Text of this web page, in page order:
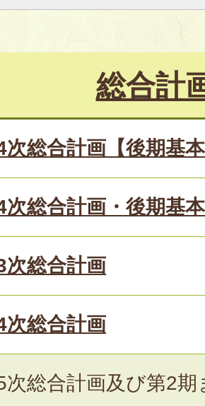
総合計
次総合計画【後期基
次総合計画・後期基
次総合計画
次総合計画
次総合計画及び第2